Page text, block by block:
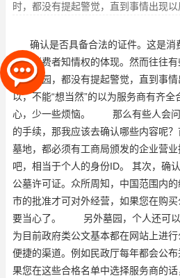
时，都没有提起警觉，直到事情出现以
确认是否具备合法的证件。这是消
也是消费者知情权的体现。然而往往
情时墓园 ，都没有提起警觉，直到事
以，不能“想当然”的以为服务商有齐
心，少一些烦恼。 那么有些人会问
的手续，那我应该去确认哪些内容呢
墓地，都必须有工商局颁发的企业营
吧，相当于个人的身份ID。 其次，确
公墓许可证。众所周知，中国范围内
市的批准才可对外经营，如果您在购
要当心了。 另外墓园 ，个人还可
为目前政府类公文基本都在网站上进
便捷的渠道。例如民政厅每年都会公
果您在这些合格名单中选择服务商的